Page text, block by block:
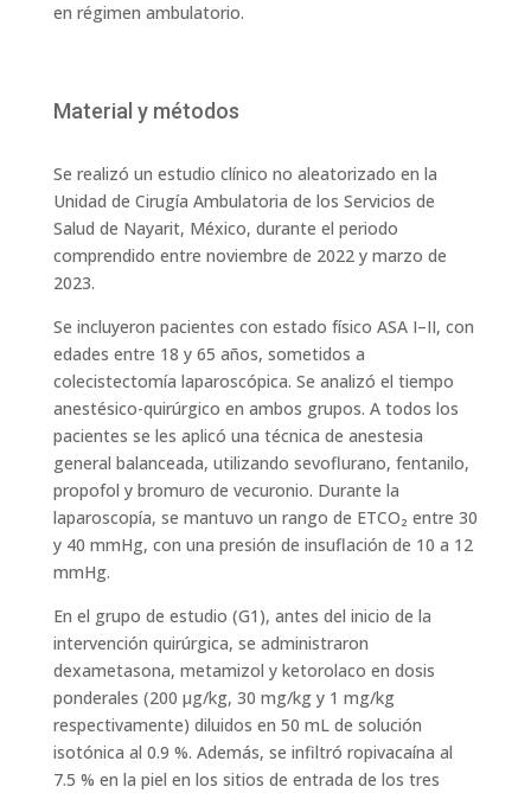
en régimen ambulatorio.
Material y métodos
Se realizó un estudio clínico no aleatorizado en la
Unidad de Cirugía Ambulatoria de los Servicios de
Salud de Nayarit, México, durante el periodo
comprendido entre noviembre de 2022 y marzo de
2023.
Se incluyeron pacientes con estado físico ASA I–II, con
edades entre 18 y 65 años, sometidos a
colecistectomía laparoscópica. Se analizó el tiempo
anestésico-quirúrgico en ambos grupos. A todos los
pacientes se les aplicó una técnica de anestesia
general balanceada, utilizando sevoflurano, fentanilo,
propofol y bromuro de vecuronio. Durante la
laparoscopía, se mantuvo un rango de ETCO₂ entre 30
y 40 mmHg, con una presión de insuflación de 10 a 12
mmHg.
En el grupo de estudio (G1), antes del inicio de la
intervención quirúrgica, se administraron
dexametasona, metamizol y ketorolaco en dosis
ponderales (200 μg/kg, 30 mg/kg y 1 mg/kg
respectivamente) diluidos en 50 mL de solución
isotónica al 0.9 %. Además, se infiltró ropivacaína al
7.5 % en la piel en los sitios de entrada de los tres